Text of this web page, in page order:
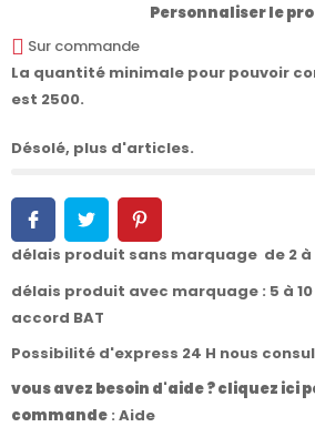
Personnaliser le
Sur commande
La quantité minimale pour pouvoir
est 2500.
Désolé, plus d'articles.
délais produit sans marquage de 2 à
délais produit avec marquage : 5 à
accord BAT
Possibilité d'express 24 H nous
vous avez besoin d'aide ? cliquez ici
commande : Aide